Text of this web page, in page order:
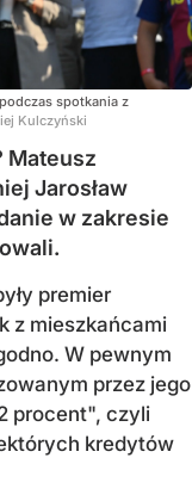
spotkania z
Kulczyński
Mateusz
Jarosław
w zakresie
premier
z mieszkańcami
W pewnym
przez jego
procent", czyli
kredytów